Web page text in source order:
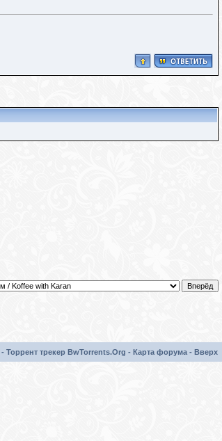
- Торрент трекер BwTorrents.Org - Карта форума - Вверх